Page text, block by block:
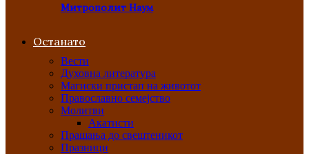
Митрополит Наум
Останато
Вести
Духовна литература
Магиски пристап на животот
Православно семејство
Молитви
Акатисти
Прашања до свештеникот
Празници